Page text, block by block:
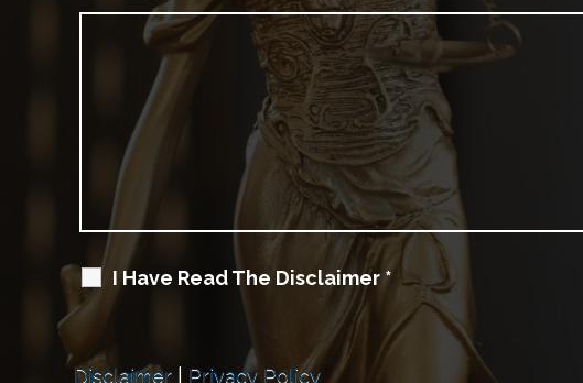
I Have Read The Disclaimer *
Disclaimer Privacy Policy